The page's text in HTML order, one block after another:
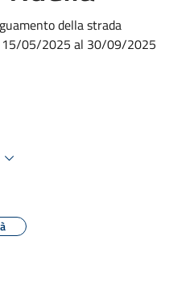
della strada
15/05/2025 al 30/09/2025